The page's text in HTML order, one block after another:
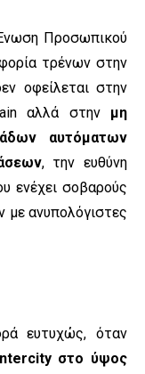
Προσωπικού
τρένων στην
οφείλεται στην
αλλά στην μη
αυτόματων
, την ευθύνη
ενέχει σοβαρούς
με ανυπολόγιστες
ευτυχώς, όταν
στο ύψος